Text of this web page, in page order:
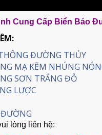
Cung Cấp Biển Báo
ĐƯỜNG THỦY
MẠ KẼM NHÚNG
SƠN TRẮNG ĐỎ
LƯỢC
lòng liên hệ: